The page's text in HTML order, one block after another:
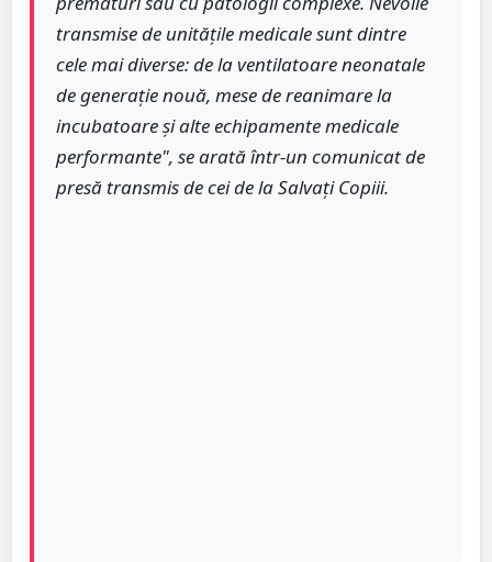
transmise de unitățile medicale sunt dintre
cele mai diverse: de la ventilatoare neonatale
de generație nouă, mese de reanimare la
incubatoare și alte echipamente medicale
performante", se arată într-un comunicat de
presă transmis de cei de la Salvați Copiii.